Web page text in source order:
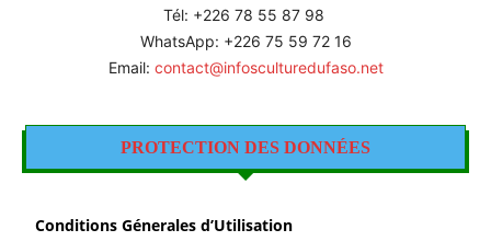
Tél: +226 78 55 87 98
WhatsApp: +226 75 59 72 16
Email: contact@infosculturedufaso.net
PROTECTION DES DONNÉES
Conditions Génerales d’Utilisation